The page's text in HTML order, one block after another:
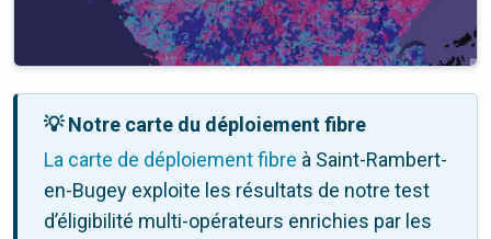
💡 Notre carte du déploiement fibre
La carte de déploiement fibre à Saint-Rambert-
en-Bugey exploite les résultats de notre test
d’éligibilité multi-opérateurs enrichies par les